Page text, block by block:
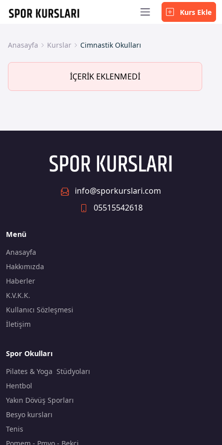
Kurs Ekle
Anasayfa Kurslar Cimnastik Okulları
İÇERİK EKLENMEDİ
info@sporkurslari.com
05515542618
Menü
Anasayfa
Hakkımızda
Haberler
K.V.K.K.
Kullanıcı Sözleşmesi
İletişim
Spor Okulları
Pilates & Yoga Stüdyoları
Hentbol
Yakın Dövüş Sporları
Besyo kursları
Tenis